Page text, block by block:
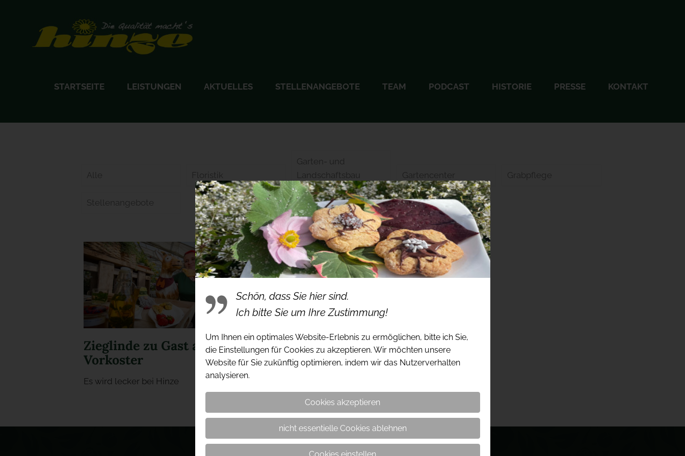
STARTSEITE LEISTUNGEN AKTUELLES STELLENANGEBOTE TEAM PODCAST HISTORIE PRESSE KONTAKT
Alle Floristik
Garten- und
Landschaftsbau
Gartencenter Grabpflege
Stellenangebote
Zieglinde zu Gast als
Vorkoster
Es wird lecker bei Hinze
Kräuter Workshop
Schön, dass Sie hier sind.
Ich bitte Sie um Ihre Zustimmung!
Um Ihnen ein optimales Website-Erlebnis zu ermöglichen, bitte ich Sie,
die Einstellungen für Cookies zu akzeptieren. Wir möchten unsere
Website für Sie zukünftig optimieren, indem wir das Nutzerverhalten
analysieren.
Cookies akzeptieren
nicht essentielle Cookies ablehnen
Cookies einstellen